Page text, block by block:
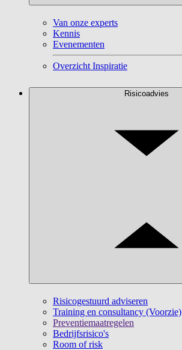
Van onze experts
Kennis
Evenementen
Overzicht Inspiratie
Risicoadvies
Risicogestuurd adviseren
Training en consultancy (Voorzie)
Preventiemaatregelen
Bedrijfsrisico's
Room of risk